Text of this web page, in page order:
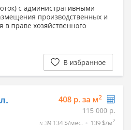
с административными
производственных и
праве хозяйственного
В избранное
408 р. за м2
115 000 р.
≈ 39 134 $/мес. 139 $/м2